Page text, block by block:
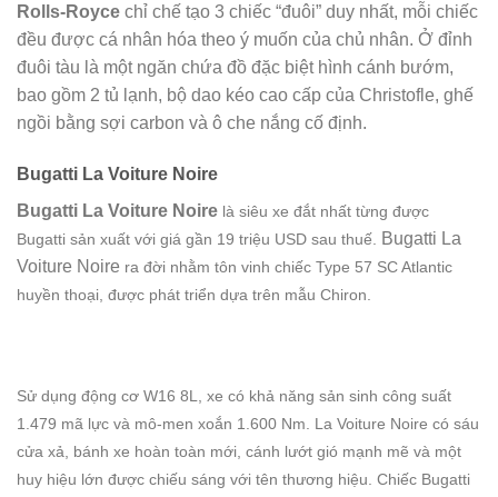
Rolls-Royce chỉ chế tạo 3 chiếc “đuôi” duy nhất, mỗi chiếc
đều được cá nhân hóa theo ý muốn của chủ nhân. Ở đỉnh
đuôi tàu là một ngăn chứa đồ đặc biệt hình cánh bướm,
bao gồm 2 tủ lạnh, bộ dao kéo cao cấp của Christofle, ghế
ngồi bằng sợi carbon và ô che nắng cố định.
Bugatti La Voiture Noire
Bugatti La Voiture Noire là siêu xe đắt nhất từng được
Bugatti sản xuất với giá gần 19 triệu USD sau thuế.
Bugatti La
Voiture Noire ra đời nhằm tôn vinh chiếc Type 57 SC Atlantic
huyền thoại, được phát triển dựa trên mẫu Chiron.
Sử dụng động cơ W16 8L, xe có khả năng sản sinh công suất
1.479 mã lực và mô-men xoắn 1.600 Nm. La Voiture Noire có sáu
cửa xả, bánh xe hoàn toàn mới, cánh lướt gió mạnh mẽ và một
huy hiệu lớn được chiếu sáng với tên thương hiệu. Chiếc Bugatti